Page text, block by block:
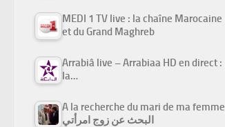
MEDI 1 TV live : la chaîne Marocaine
et du Grand Maghreb
Arrabiâ live – Arrabiaa HD en direct :
la…
A la recherche du mari de ma femme
البحث عن زوج امرأتي